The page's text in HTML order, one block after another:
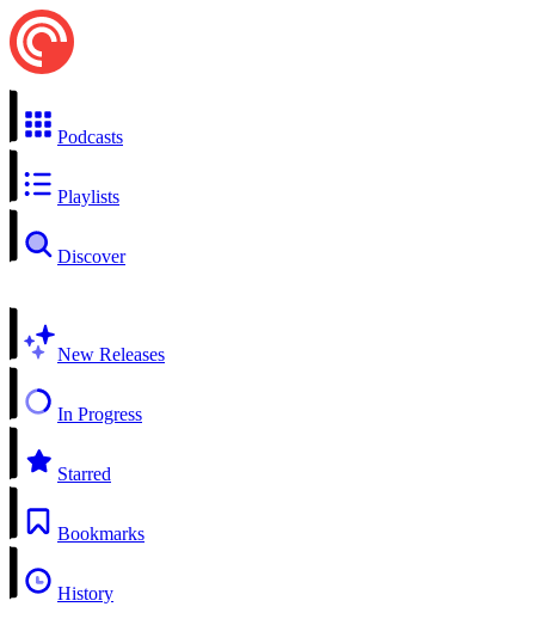
Podcasts
Playlists
Discover
New Releases
In Progress
Starred
Bookmarks
History